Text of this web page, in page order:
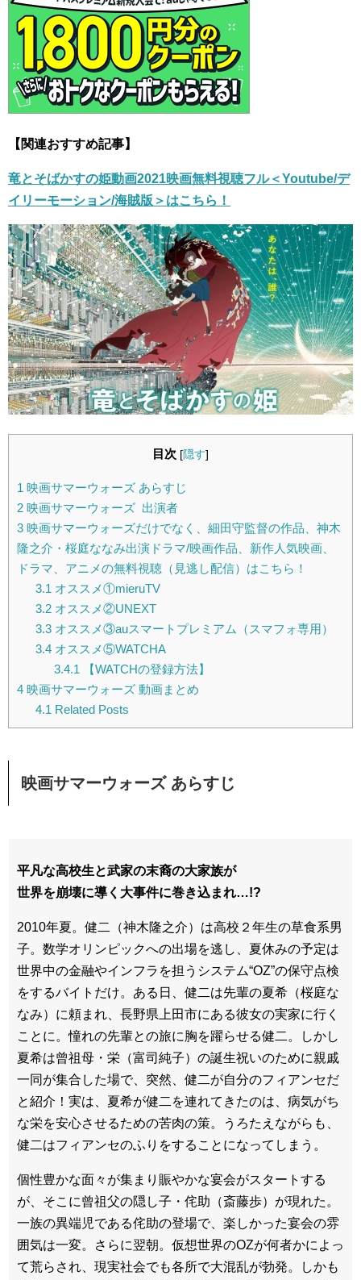
【関連おすすめ記事】
竜とそばかすの姫動画2021映画無料視聴フル＜Youtube/デ
イリーモーション/海賊版＞はこちら！
目次 [隠す]
1 映画サマーウォーズ あらすじ
2 映画サマーウォーズ 出演者
3 映画サマーウォーズだけでなく、細田守監督の作品、神木
隆之介・桜庭ななみ出演ドラマ/映画作品、新作人気映画、
ドラマ、アニメの無料視聴（見逃し配信）はこちら！
3.1 オススメ①mieruTV
3.2オススメ②UNEXT
3.3オススメ③auスマートプレミアム（スマフォ専用）
3.4オススメ⑤WATCHA
3.4.1 【WATCHの登録方法】
4 映画サマーウォーズ 動画まとめ
4.1 Related Posts
映画サマーウォーズ あらすじ
平凡な高校生と武家の末裔の大家族が
世界を崩壊に導く大事件に巻き込まれ…!?
2010年夏。健二（神木隆之介）は高校２年生の草食系男
子。数学オリンピックへの出場を逃し、夏休みの予定は
世界中の金融やインフラを担うシステム“OZ”の保守点検
をするバイトだけ。ある日、健二は先輩の夏希（桜庭な
なみ）に頼まれ、長野県上田市にある彼女の実家に行く
ことに。憧れの先輩との旅に胸を躍らせる健二。しかし
夏希は曾祖母・栄（富司純子）の誕生祝いのために親戚
一同が集合した場で、突然、健二が自分のフィアンセだ
と紹介！実は、夏希が健二を連れてきたのは、病気がち
な栄を安心させるための苦肉の策。うろたえながらも、
健二はフィアンセのふりをすることになってしまう。
個性豊かな面々が集まり賑やかな宴会がスタートする
が、そこに曾祖父の隠し子・侘助（斎藤歩）が現れた。
一族の異端児である侘助の登場で、楽しかった宴会の雰
囲気は一変。さらに翌朝。仮想世界のOZが何者かによっ
て荒らされ、現実社会でも各所で大混乱が勃発。しかも